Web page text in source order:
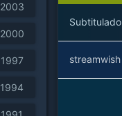
2003
2000
1997
1994
Subtitulado
streamwish